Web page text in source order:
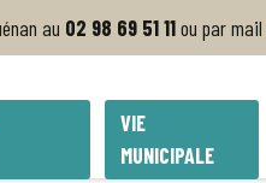
au 02 98 69 51 11ou par mail
VIE
MUNICIPALE